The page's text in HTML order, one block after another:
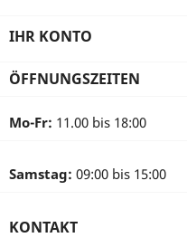
IHR KONTO
ÖFFNUNGSZEITEN
Mo-Fr: 11.00 bis 18:00
Samstag: 09:00 bis 15:00
KONTAKT